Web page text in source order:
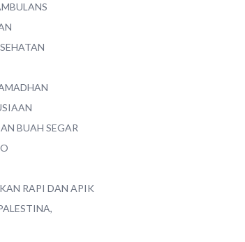
BUAH SEGAR
RAPI DAN APIK